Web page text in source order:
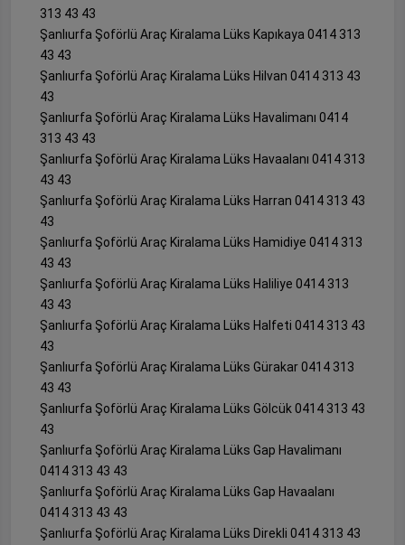
313 43 43
Şanlıurfa Şoförlü Araç Kiralama Lüks Kapıkaya 0414 313
43 43
Şanlıurfa Şoförlü Araç Kiralama Lüks Hilvan 0414 313 43
43
Şanlıurfa Şoförlü Araç Kiralama Lüks Havalimanı 0414
313 43 43
Şanlıurfa Şoförlü Araç Kiralama Lüks Havaalanı 0414 313
43 43
Şanlıurfa Şoförlü Araç Kiralama Lüks Harran 0414 313 43
43
Şanlıurfa Şoförlü Araç Kiralama Lüks Hamidiye 0414 313
43 43
Şanlıurfa Şoförlü Araç Kiralama Lüks Haliliye 0414 313
43 43
Şanlıurfa Şoförlü Araç Kiralama Lüks Halfeti 0414 313 43
43
Şanlıurfa Şoförlü Araç Kiralama Lüks Gürakar 0414 313
43 43
Şanlıurfa Şoförlü Araç Kiralama Lüks Gölcük 0414 313 43
43
Şanlıurfa Şoförlü Araç Kiralama Lüks Gap Havalimanı
0414 313 43 43
Şanlıurfa Şoförlü Araç Kiralama Lüks Gap Havaalanı
0414 313 43 43
Şanlıurfa Şoförlü Araç Kiralama Lüks Direkli 0414 313 43